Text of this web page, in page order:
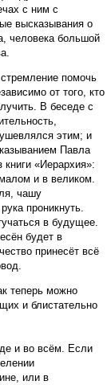
с ним с
высказывания о
человека большой
помочь
от того, кто
В беседе с
этим; и
Павла
«Иерархия»:
и в великом.
чашу
проникнуть.
в будущее.
будет в
принесёт всё
теперь можно
и блистательно
и во всём. Если
или в